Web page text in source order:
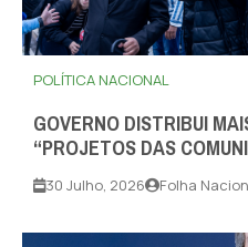
POLÍTICA NACIONAL
GOVERNO DISTRIBUI
“PROJETOS DAS
30 Julho, 2026 Folha